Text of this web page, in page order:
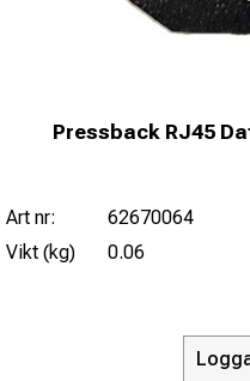
Pressback RJ45
Art nr:
62670064
Vikt (kg)
0.06